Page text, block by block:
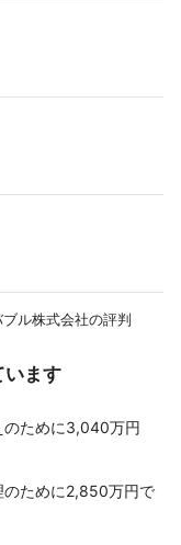
ル株式会社の評判
います
のために3,040万円
ために2,850万円で